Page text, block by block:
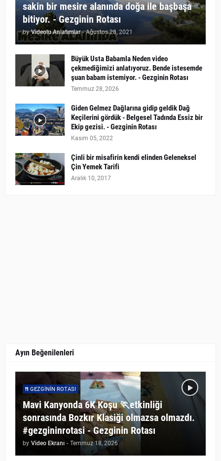
sakin bir mesire alanında doğa ile başbaşa
bitiyor. - Gezginin Rotası
by Videolu Anlatımlar - Ağustos 28, 2021
Büyük Usta Babamla Neden video
çekmediğimizi anlatıyoruz. Bende istesemde
şuan babam istemiyor. - Gezginin Rotası
Temmuz 28, 2026
Giden Gelmez Dağlarına gidip geldik Dağ
Keçilerini gördük - Belgesel Tadında Essiz bir
Ekip gezisi. - Gezginin Rotası
Kasım 05, 2022
Çinli bir misafirin kendi elinden Geleneksel
Çin Yemek Tarifi
Aralık 10, 2017
Ayın Beğenilenleri
GEZGININ ROTASI
Mavi Kanyonda 6K Koşu 🏃etkinliği
sonrasında Bozkır Klasiği olmazsa olmazdı.
#gezgininrotasi - Gezginin Rotası
by Video Ekranı - Temmuz 18, 2026